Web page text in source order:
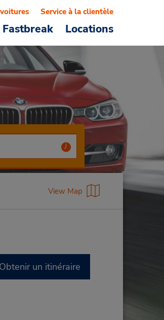
Fastbreak Locations
Service à la clientèle
View Map
Obtenir un itinéraire